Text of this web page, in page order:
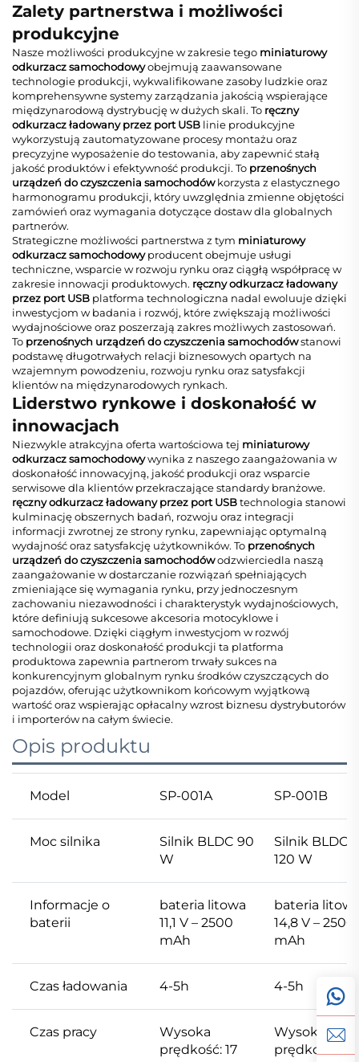
Zalety partnerstwa i możliwości
produkcyjne
Nasze możliwości produkcyjne w zakresie tego miniaturowy
odkurzacz samochodowyobejmują zaawansowane
technologie produkcji, wykwalifikowane zasoby ludzkie oraz
komprehensywne systemy zarządzania jakością wspierające
międzynarodową dystrybucję w dużych skali. To ręczny
odkurzacz ładowany przez port USB linie produkcyjne
wykorzystują zautomatyzowane procesy montażu oraz
precyzyjne wyposażenie do testowania, aby zapewnić stałą
jakość produktów i efektywność produkcji. To przenośnych
urządzeń do czyszczenia samochodówkorzysta z elastycznego
harmonogramu produkcji, który uwzględnia zmienne objętości
zamówień oraz wymagania dotyczące dostaw dla globalnych
partnerów.
Strategiczne możliwości partnerstwa z tym miniaturowy
odkurzacz samochodowyproducent obejmuje usługi
techniczne, wsparcie w rozwoju rynku oraz ciągłą współpracę w
zakresie innowacji produktowych. ręczny odkurzacz ładowany
przez port USB platforma technologiczna nadal ewoluuje dzięki
inwestycjom w badania i rozwój, które zwiększają możliwości
wydajnościowe oraz poszerzają zakres możliwych zastosowań.
To przenośnych urządzeń do czyszczenia samochodówstanowi
podstawę długotrwałych relacji biznesowych opartych na
wzajemnym powodzeniu, rozwoju rynku oraz satysfakcji
klientów na międzynarodowych rynkach.
Liderstwo rynkowe i doskonałość w
innowacjach
Niezwykle atrakcyjna oferta wartościowa tej miniaturowy
odkurzacz samochodowywynika z naszego zaangażowania w
doskonałość innowacyjną, jakość produkcji oraz wsparcie
serwisowe dla klientów przekraczające standardy branżowe.
ręczny odkurzacz ładowany przez port USBtechnologia stanowi
kulminację obszernych badań, rozwoju oraz integracji
informacji zwrotnej ze strony rynku, zapewniając optymalną
wydajność oraz satysfakcję użytkowników. To przenośnych
urządzeń do czyszczenia samochodówodzwierciedla naszą
zaangażowanie w dostarczanie rozwiązań spełniających
zmieniające się wymagania rynku, przy jednoczesnym
zachowaniu niezawodności i charakterystyk wydajnościowych,
które definiują sukcesowe akcesoria motocyklowe i
samochodowe. Dzięki ciągłym inwestycjom w rozwój
technologii oraz doskonałość produkcji ta platforma
produktowa zapewnia partnerom trwały sukces na
konkurencyjnym globalnym rynku środków czyszczących do
pojazdów, oferując użytkownikom końcowym wyjątkową
wartość oraz wspierając opłacalny wzrost biznesu dystrybutorów
i importerów na całym świecie.
Opis produktu
Model SP-001A SP-001B
Moc silnika
Silnik BLDC 90
W
Silnik BLDC
120 W
Informacje o
baterii
bateria litowa
11,1 V – 2500
mAh
bateria
14,8 V – 2500
mAh
Czas ładowania 4-5h 4-5h
Czas pracy
Wysoka
prędkość: 17
Wysoka
prędkość: 15